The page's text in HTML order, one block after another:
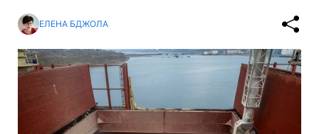
ЕЛЕНА БДЖОЛА